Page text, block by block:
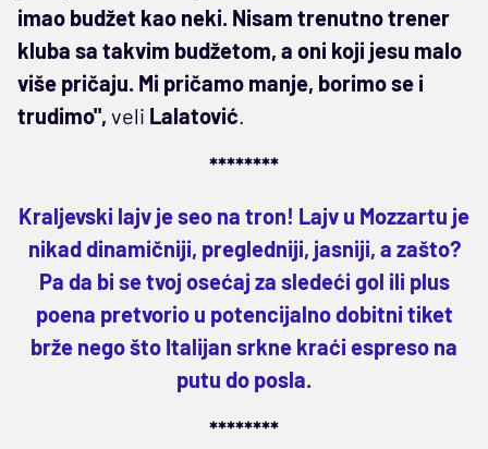
imao budžet kao neki. Nisam trenutno trener
kluba sa takvim budžetom, a oni koji jesu malo
više pričaju. Mi pričamo manje, borimo se i
trudimo", veli Lalatović.
********
Kraljevski lajv je seo na tron! Lajv u Mozzartu je
nikad dinamičniji, pregledniji, jasniji, a zašto?
Pa da bi se tvoj osećaj za sledeći gol ili plus
poena pretvorio u potencijalno dobitni tiket
brže nego što Italijan srkne kraći espreso na
putu do posla.
********